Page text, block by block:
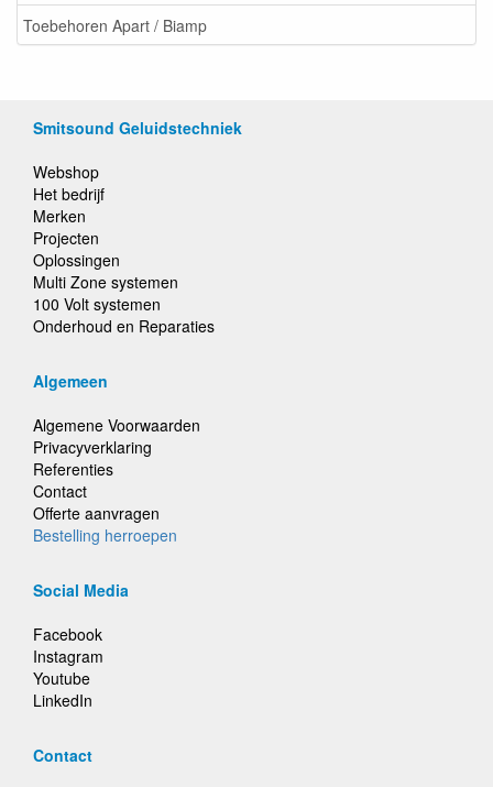
Toebehoren Apart / Biamp
Smitsound Geluidstechniek
Webshop
Het bedrijf
Merken
Projecten
Oplossingen
Multi Zone systemen
100 Volt systemen
Onderhoud en Reparaties
Algemeen
Algemene Voorwaarden
Privacyverklaring
Referenties
Contact
Offerte aanvragen
Bestelling herroepen
Social Media
Facebook
Instagram
Youtube
LinkedIn
Contact